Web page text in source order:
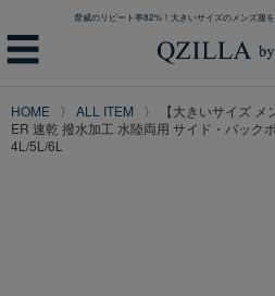
脅威のリピート率82%！大きいサイズのメンズ服
☰
HOME ALL ITEM
【大きいサイズ
ER 速乾 撥水加工 水陸両用 サイド・バック
4L/5L/6L